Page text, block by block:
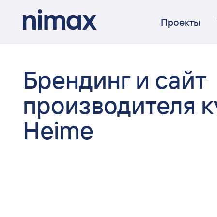
Проекты
Брендинг и сайт
производителя
Heime